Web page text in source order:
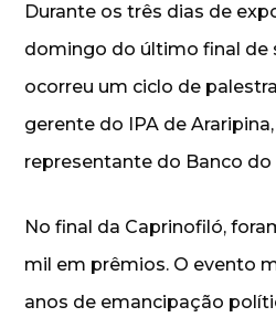
Durante os três dias de
domingo do último final de
ocorreu um ciclo de
gerente do IPA de
representante do Banco do
No final da Caprinofiló,
mil em prêmios. O evento
anos de emancipação